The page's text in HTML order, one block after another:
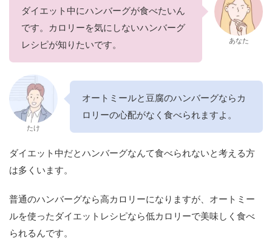
ダイエット中にハンバーグが食べたいん
です。カロリーを気にしないハンバーグ
レシピが知りたいです。
あなた
たけ
オートミールと豆腐のハンバーグならカ
ロリーの心配がなく食べられますよ。
ダイエット中だとハンバーグなんて食べられないと考える方
は多くいます。
普通のハンバーグなら高カロリーになりますが、オートミー
ルを使ったダイエットレシピなら低カロリーで美味しく食べ
られるんです。